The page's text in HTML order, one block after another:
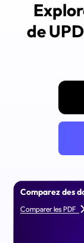
de
Comparez des
Comparer les PDF